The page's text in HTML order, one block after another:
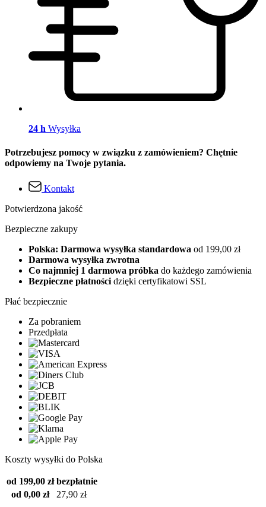
24 h Wysyłka
Potrzebujesz pomocy w związku z zamówieniem? Chętnie
odpowiemy na Twoje pytania.
Kontakt
Potwierdzona jakość
Bezpieczne zakupy
Polska: Darmowa wysyłka standardowa od 199,00 zł
Darmowa wysyłka zwrotna
Co najmniej 1 darmowa próbka do każdego zamówienia
Bezpieczne płatności dzięki certyfikatowi SSL
Płać bezpiecznie
Za pobraniem
Przedpłata
Koszty wysyłki do Polska
od 199,00 zł bezpłatnie
od 0,00 zł
27,90 zł